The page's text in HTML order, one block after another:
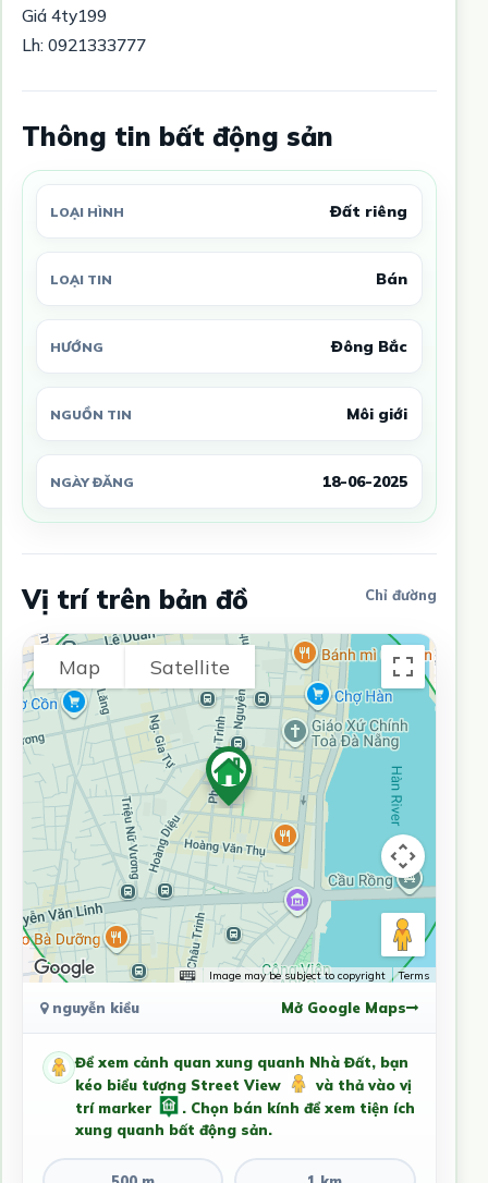
Giá 4ty199
Lh: 0921333777
Thông tin bất động sản
LOẠI HÌNH Đất riêng
LOẠI TIN Bán
HƯỚNG Đông Bắc
NGUỒN TIN Môi giới
NGÀY ĐĂNG 18-06-2025
Vị trí trên bản đồ Chỉ đường
Map Satellite
Image may be subject to copyright Terms
nguyễn kiều Mở Google Maps
Để xem cảnh quan xung quanh Nhà Đất, bạn
kéo biểu tượng Street View
và thả vào vị
trí marker
. Chọn bán kính để xem tiện ích
xung quanh bất động sản.